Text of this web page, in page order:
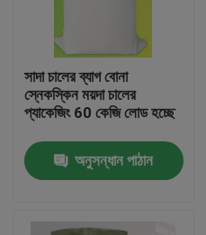
সাদা চালের ব্যাগ বোনা
স্নেকস্কিন ময়দা চালের
প্যাকেজিং 60 কেজি লোড হচ্ছে
অনুসন্ধান পাঠান